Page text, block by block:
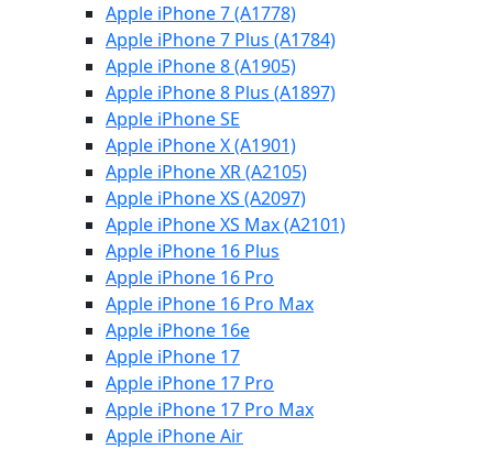
Apple iPhone 7 (A1778)
Apple iPhone 7 Plus (A1784)
Apple iPhone 8 (A1905)
Apple iPhone 8 Plus (A1897)
Apple iPhone SE
Apple iPhone X (A1901)
Apple iPhone XR (A2105)
Apple iPhone XS (A2097)
Apple iPhone XS Max (A2101)
Apple iPhone 16 Plus
Apple iPhone 16 Pro
Apple iPhone 16 Pro Max
Apple iPhone 16e
Apple iPhone 17
Apple iPhone 17 Pro
Apple iPhone 17 Pro Max
Apple iPhone Air